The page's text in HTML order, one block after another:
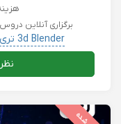
برگزاری آنلاین دروس
3d Blender تری دی بلندر